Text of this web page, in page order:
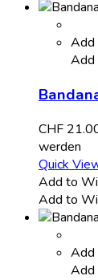
CHF
werden
Quick
Add to
Add to